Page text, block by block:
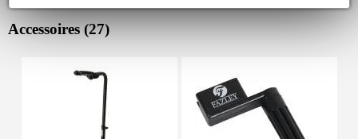
Accessoires (27)